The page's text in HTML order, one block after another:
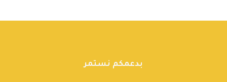
بدعمكم نستمر